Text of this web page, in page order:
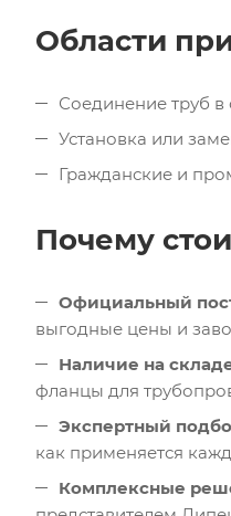
Области
Соединение труб в
Установка или
Гражданские и
Почему
Официальный
выгодные цены и
Наличие на
фланцы для
Экспертный
как применяется
Комплексные